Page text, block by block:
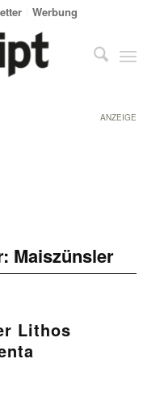
Werbung
ANZEIGE
Maiszünsler
Lithos